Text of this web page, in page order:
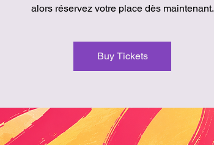
alors réservez votre place dès maintenant.
Buy Tickets